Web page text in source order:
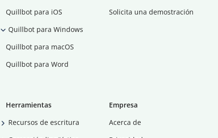
Quillbot para iOS
Quillbot para Windows
Quillbot para macOS
Quillbot para Word
Solicita una demostración
Herramientas
Recursos de escritura
Empresa
Acerca de